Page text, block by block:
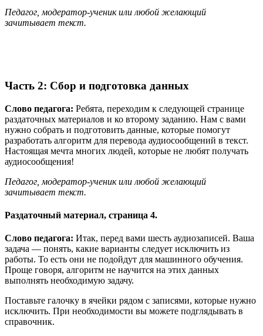
Педагог, модератор-ученик или любой желающий
зачитывает текст.
Часть 2: Сбор и подготовка данных
Слово педагога: Ребята, переходим к следующей странице
раздаточных материалов и ко второму заданию. Нам с вами
нужно собрать и подготовить данные, которые помогут
разработать алгоритм для перевода аудиосообщений в текст.
Настоящая мечта многих людей, которые не любят получать
аудиосообщения!
Педагог, модератор-ученик или любой желающий
зачитывает текст.
Раздаточный материал, страница 4.
Слово педагога: Итак, перед вами шесть аудиозаписей. Ваша
задача — понять, какие варианты следует исключить из
работы. То есть они не подойдут для машинного обучения.
Проще говоря, алгоритм не научится на этих данных
выполнять необходимую задачу.
Поставьте галочку в ячейки рядом с записями, которые нужно
исключить. При необходимости вы можете подглядывать в
справочник.